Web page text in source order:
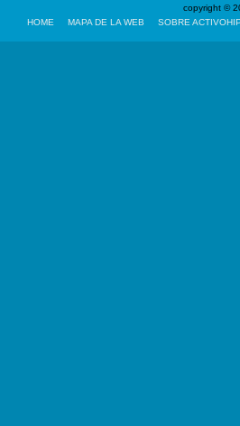
copyright ©
HOME
MAPA DE LA WEB SOBRE